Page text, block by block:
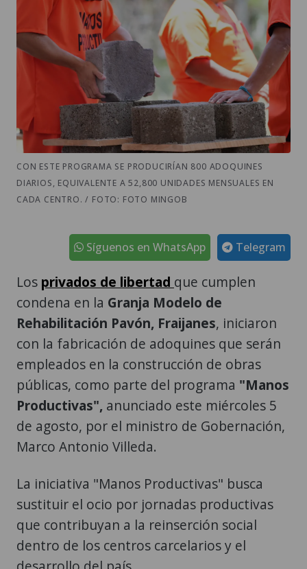
CON ESTE PROGRAMA SE PRODUCIRÍAN 800 ADOQUINES
DIARIOS, EQUIVALENTE A 52,800 UNIDADES MENSUALES EN
CADA CENTRO. / FOTO: FOTO MINGOB
Telegram
Síguenos en WhatsApp
Los privados de libertad que cumplen
condena en la Granja Modelo de
Rehabilitación Pavón, Fraijanes, iniciaron
con la fabricación de adoquines que serán
empleados en la construcción de obras
públicas, como parte del programa "Manos
Productivas", anunciado este miércoles 5
de agosto, por el ministro de Gobernación,
Marco Antonio Villeda.
La iniciativa "Manos Productivas" busca
sustituir el ocio por jornadas productivas
que contribuyan a la reinserción social
dentro de los centros carcelarios y el